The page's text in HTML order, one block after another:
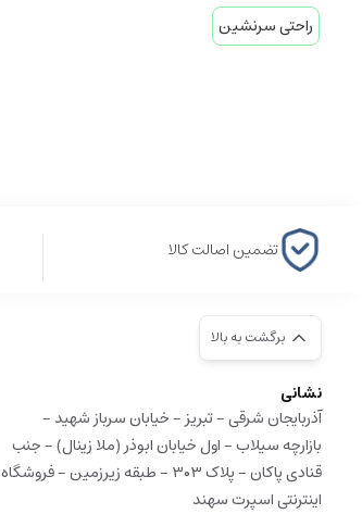
راحتی سرنشین
تضمین اصالت کالا
برگشت به بالا
نشانی
آذربایجان شرقی - تبریز - خیابان سرباز شهید -
بازارچه سیلاب - اول خیابان ابوذر (ملا زینال) - جنب
قنادی پاکان - پلاک ۳۰۳ - طبقه زیرزمین - فروشگاه
اینترنتی اسپرت سهند